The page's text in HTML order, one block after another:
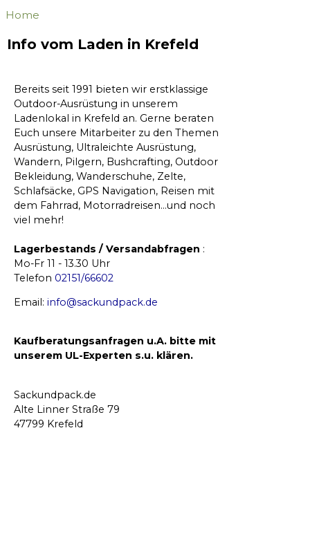
Home
Info vom Laden in Krefeld
Bereits seit 1991 bieten wir erstklassige
Outdoor-Ausrüstung in unserem
Ladenlokal in Krefeld an. Gerne beraten
Euch unsere Mitarbeiter zu den Themen
Ausrüstung, Ultraleichte Ausrüstung,
Wandern, Pilgern, Bushcrafting, Outdoor
Bekleidung, Wanderschuhe, Zelte,
Schlafsäcke, GPS Navigation, Reisen mit
dem Fahrrad, Motorradreisen…und noch
viel mehr!
Lagerbestands / Versandabfragen :
Mo-Fr 11 - 13.30 Uhr
Telefon 02151/66602
Email: info@sackundpack.de
Kaufberatungsanfragen u.A. bitte mit
unserem UL-Experten s.u. klären.
Sackundpack.de
Alte Linner Straße 79
47799 Krefeld